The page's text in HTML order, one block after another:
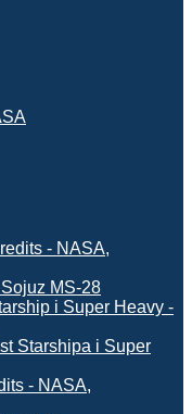
MS-28
Starshipa i Super